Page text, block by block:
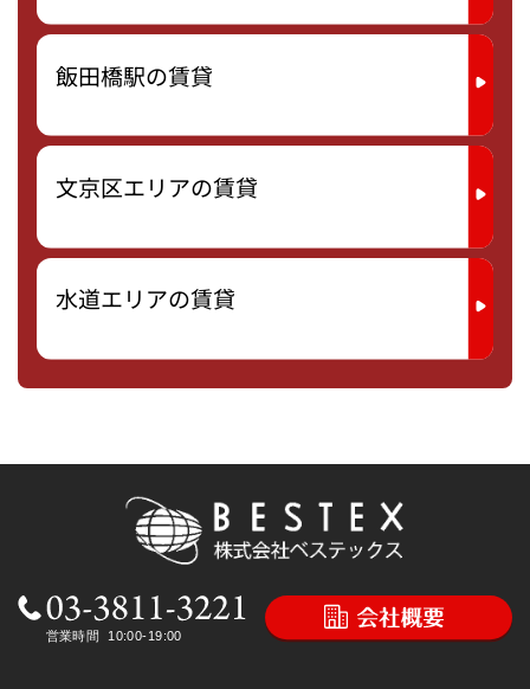
飯田橋駅の賃貸
文京区エリアの賃貸
水道エリアの賃貸